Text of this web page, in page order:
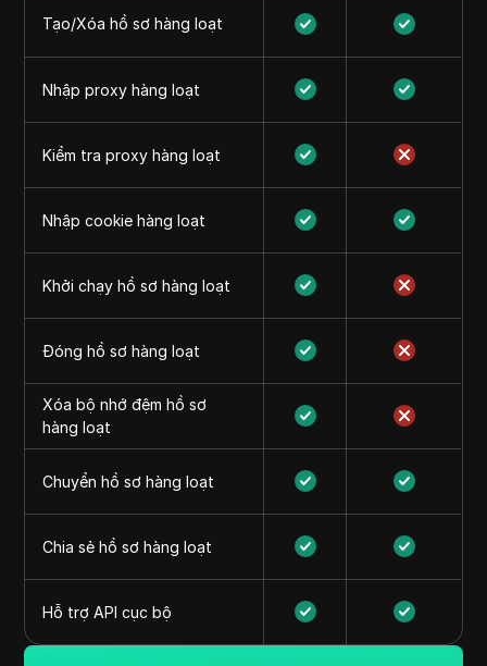
Tạo/Xóa hồ sơ hàng loạt
Nhập proxy hàng loạt
Kiểm tra proxy hàng loạt
Nhập cookie hàng loạt
Khởi chạy hồ sơ hàng loạt
Đóng hồ sơ hàng loạt
Xóa bộ nhớ đệm hồ sơ
hàng loạt
Chuyển hồ sơ hàng loạt
Chia sẻ hồ sơ hàng loạt
Hỗ trợ API cục bộ